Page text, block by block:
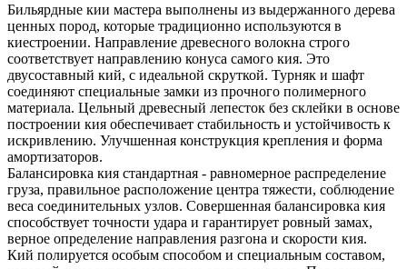
Бильярдные кии мастера выполнены из выдержанного дерева
ценных пород, которые традиционно используются в
киестроении. Направление древесного волокна строго
соответствует направлению конуса самого кия. Это
двусоставный кий, с идеальной скруткой. Турняк и шафт
соединяют специальные замки из прочного полимерного
материала. Цельный древесный лепесток без склейки в основе
построении кия обеспечивает стабильность и устойчивость к
искривлению. Улучшенная конструкция крепления и форма
амортизаторов.
Балансировка кия стандартная - равномерное распределение
груза, правильное расположение центра тяжести, соблюдение
веса соединительных узлов. Совершенная балансировка кия
способствует точности удара и гарантирует ровный замах,
верное определение направления разгона и скорости кия.
Кий полируется особым способом и специальным составом,